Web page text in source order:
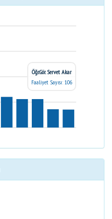
Öğr.Gör. Servet Akar
Faaliyet Sayısı: 106